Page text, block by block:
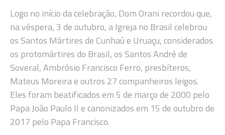
Logo no início da celebração, Dom Orani recordou que,
na véspera, 3 de outubro, a Igreja no Brasil celebrou
os Santos Mártires de Cunhaú e Uruaçu, considerados
os protomártires do Brasil, os Santos André de
Soveral, Ambrósio Francisco Ferro, presbíteros,
Mateus Moreira e outros 27 companheiros leigos.
Eles foram beatificados em 5 de março de 2000 pelo
Papa João Paulo II e canonizados em 15 de outubro de
2017 pelo Papa Francisco.